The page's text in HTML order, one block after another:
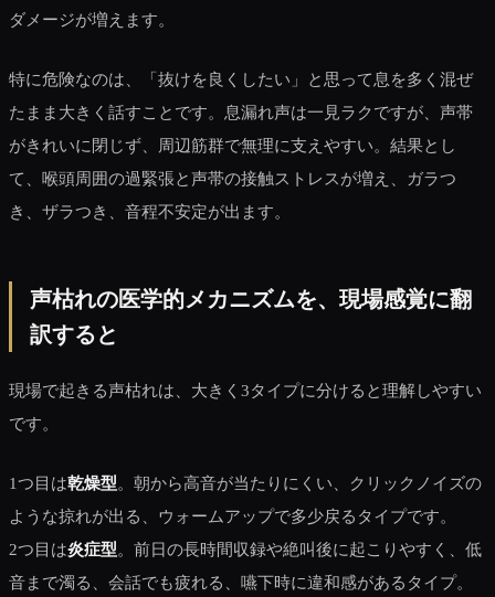
ダメージが増えます。
特に危険なのは、「抜けを良くしたい」と思って息を多く混ぜ
たまま大きく話すことです。息漏れ声は一見ラクですが、声帯
がきれいに閉じず、周辺筋群で無理に支えやすい。結果とし
て、喉頭周囲の過緊張と声帯の接触ストレスが増え、ガラつ
き、ザラつき、音程不安定が出ます。
声枯れの医学的メカニズムを、現場感覚に翻
訳すると
現場で起きる声枯れは、大きく3タイプに分けると理解しやすい
です。
1つ目は乾燥型。朝から高音が当たりにくい、クリックノイズの
ような掠れが出る、ウォームアップで多少戻るタイプです。
2つ目は炎症型。前日の長時間収録や絶叫後に起こりやすく、低
音まで濁る、会話でも疲れる、嚥下時に違和感があるタイプ。